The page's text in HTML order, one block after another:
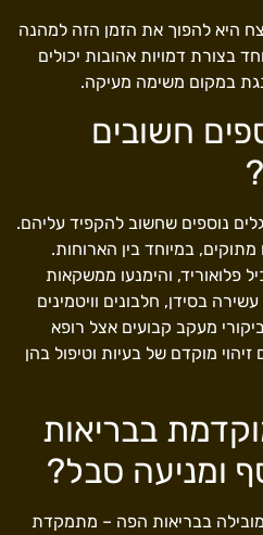
היא להפוך את הזמן הזה למהנה
בצורת דמויות אהובות יכולים
במקום משימה מעיקה.
חשובים
נוספים שחשוב להקפיד עליהם.
מתוקים, במיוחד בין הארוחות.
פלואוריד, והימנעו ממשקאות
בסידן, חלבונים וויטמינים
מעקב קבועים אצל רופא
מוקדם של בעיות וטיפול בהן
בבריאות
ומניעה סבל?
מובילה בבריאות הפה – מתמקדת